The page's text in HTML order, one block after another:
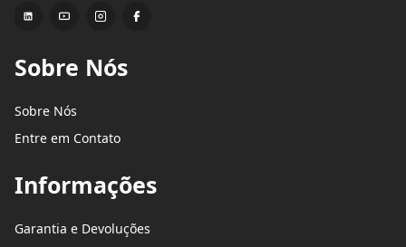
Sobre Nós
Sobre Nós
Entre em Contato
Informações
Garantia e Devoluções